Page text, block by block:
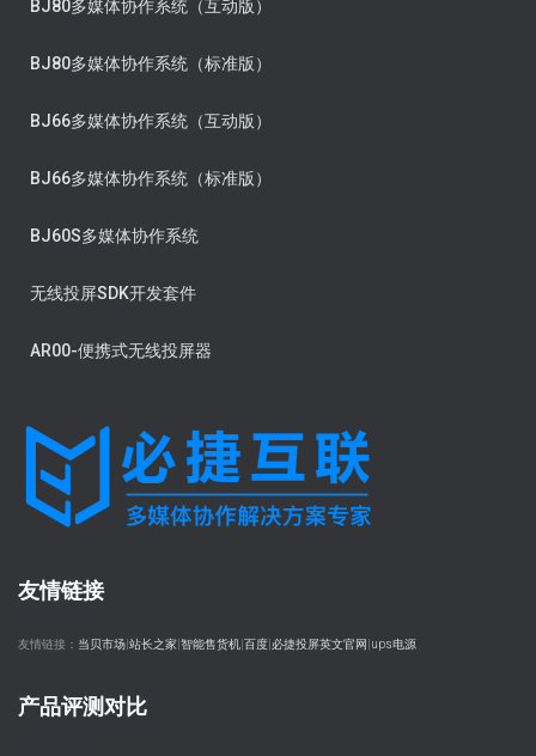
BJ80多媒体协作系统（互动版）
BJ80多媒体协作系统（标准版）
BJ66多媒体协作系统（互动版）
BJ66多媒体协作系统（标准版）
BJ60S多媒体协作系统
无线投屏SDK开发套件
AR00-便携式无线投屏器
友情链接
友情链接： 当贝市场 站长之家 智能售货机 百度 必捷投屏英文官网 ups电源
产品评测对比